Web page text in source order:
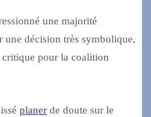
une majorité
une décision très symbolique,
critique pour la coalition
planerde doute sur le